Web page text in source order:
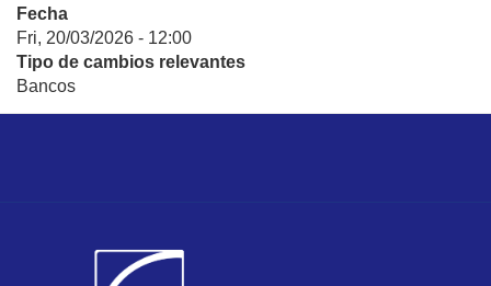
Fecha
Fri, 20/03/2026 - 12:00
Tipo de cambios relevantes
Bancos